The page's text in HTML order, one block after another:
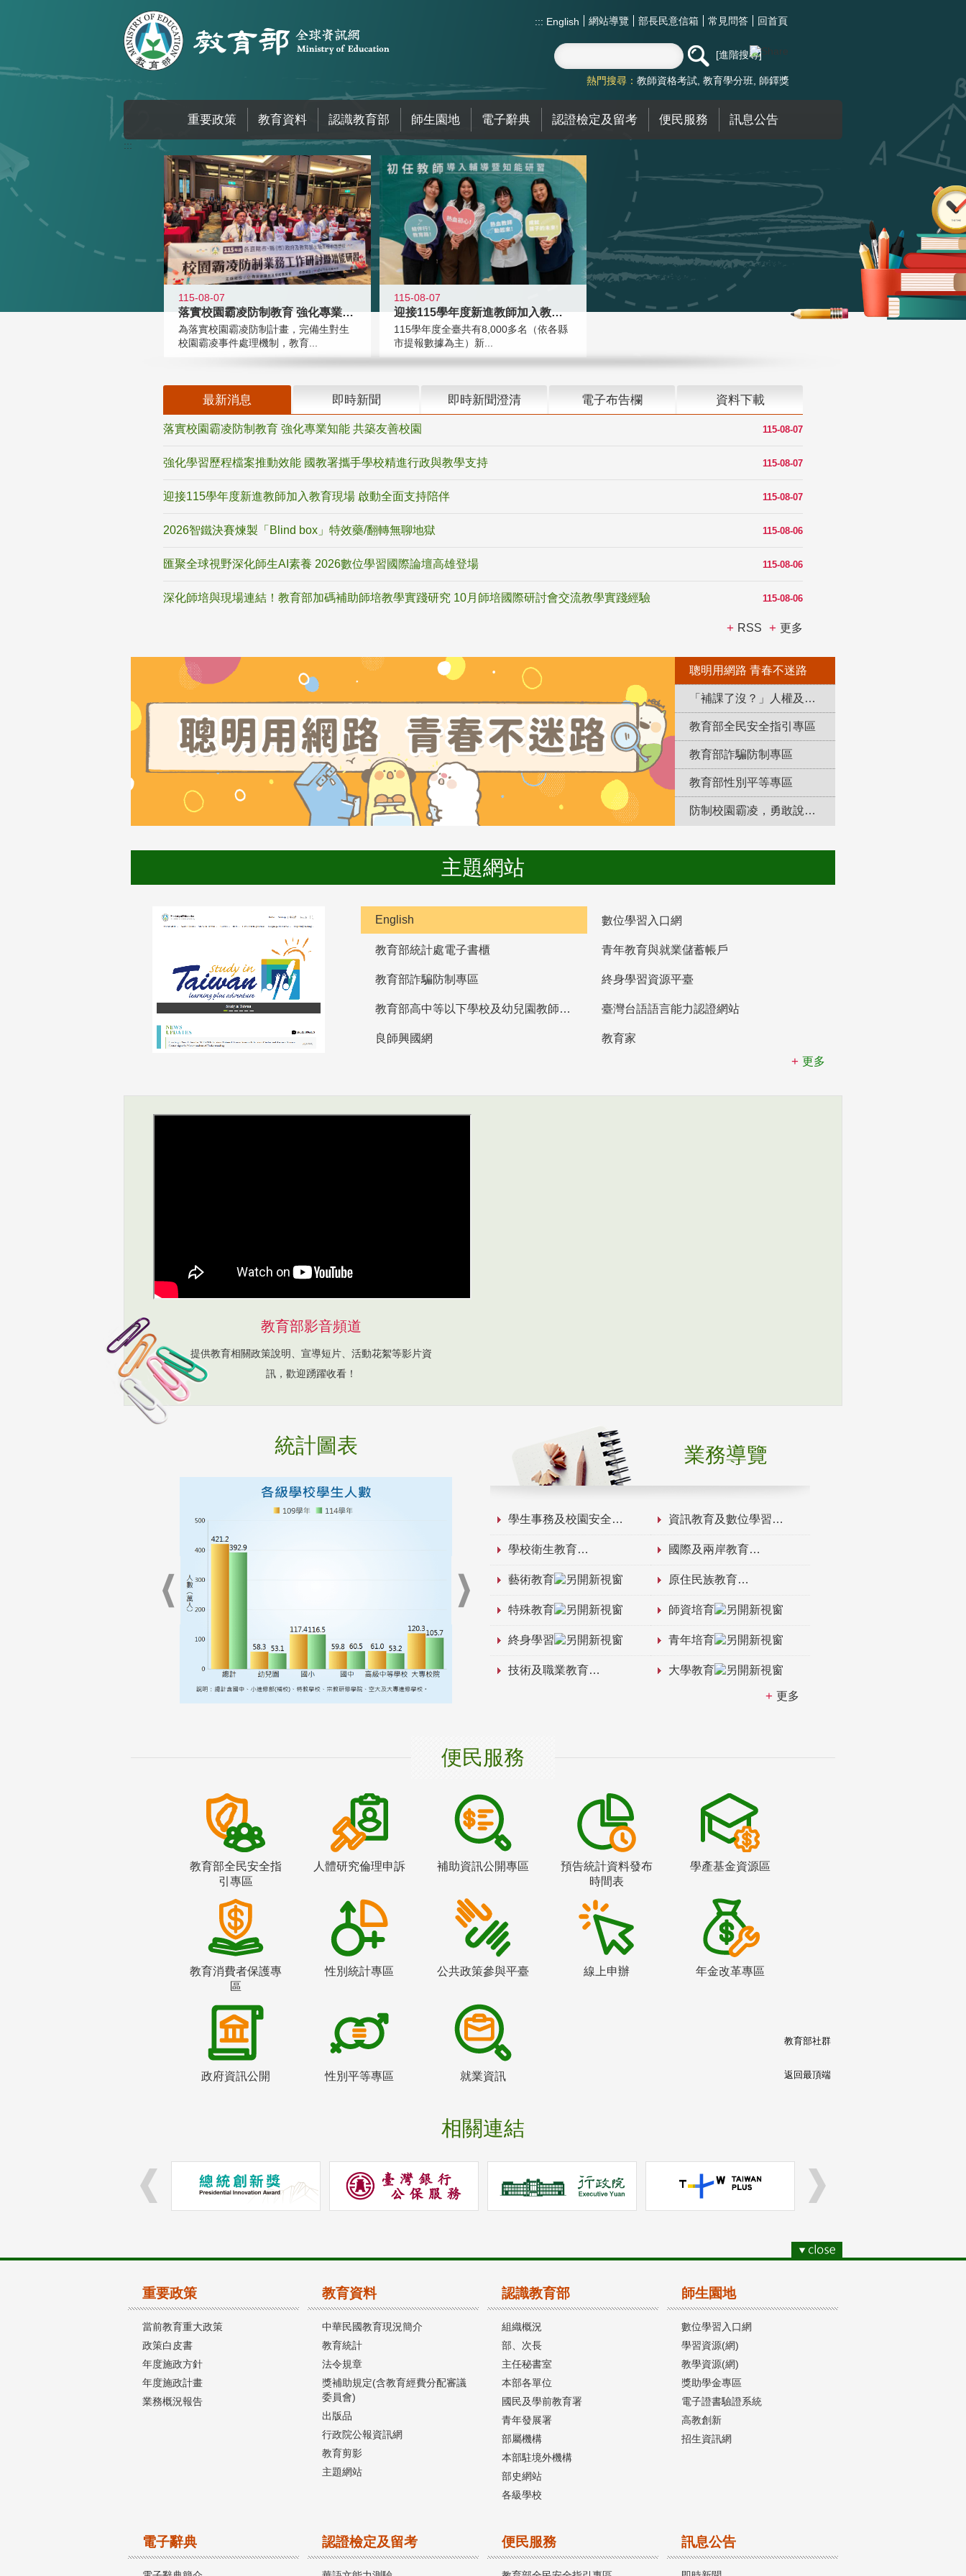
::: English 網站導覽 部長民意信箱 常見問答 回首頁
進階搜尋
熱門搜尋： 教師資格考試 教育學分班 師鐸獎
重要政策 教育資料 認識教育部 師生園地 電子辭典 認證檢定及留考 便民服務 訊息公告
:::
115-08-07
落實校園霸凌防制教育 強化專業知能
為落實校園霸凌防制計畫，完備生對生
校園霸凌事件處理機制，教育...
115-08-07
迎接115學年度新進教師加入教育現
115學年度全臺共有8,000多名（依各縣
市提報數據為主）新...
最新消息 即時新聞 即時新聞澄清 電子布告欄 資料下載
115-08-07
落實校園霸凌防制教育 強化專業知能 共築友善校園
115-08-07
強化學習歷程檔案推動效能 國教署攜手學校精進行政與教學支持
115-08-07
迎接115學年度新進教師加入教育現場 啟動全面支持陪伴
115-08-06
2026智鐵決賽煉製「Blind box」特效藥/翻轉無聊地獄
115-08-06
匯聚全球視野深化師生AI素養 2026數位學習國際論壇高雄登場
115-08-06
深化師培與現場連結！教育部加碼補助師培教學實踐研究 10月師培國際研討會交流教學實踐經驗
RSS 更多
聰明用網路 青春不迷路
「補課了沒？」人權及轉型正義教育專區
教育部全民安全指引專區
教育部詐騙防制專區
教育部性別平等專區
防制校園霸凌，勇敢說出來！
主題網站
English 數位學習入口網
教育部統計處電子書櫃 青年教育與就業儲蓄帳戶
教育部詐騙防制專區 終身學習資源平臺
教育部高中等以下學校及幼兒園教師資格檢定考試 臺灣台語語言能力認證網站
良師興國網
教育家
更多
教育部影音頻道
提供教育相關政策說明、宣導短片、活動花絮等影片資
訊，歡迎踴躍收看！
統計圖表 業務導覽
學生事務及校園安全 資訊教育及數位學習
學校衛生教育 國際及兩岸教育
藝術教育 原住民族教育
特殊教育 師資培育
終身學習 青年培育
技術及職業教育 大學教育
更多
便民服務
教育部全民安全指
引專區
人體研究倫理申訴 補助資訊公開專區
預告統計資料發布
時間表
學產基金資源區
教育消費者保護專
區
性別統計專區 公共政策參與平臺 線上申辦 年金改革專區
政府資訊公開 性別平等專區 就業資訊
相關連結
教育部社群
返回最頂端
重要政策
當前教育重大政策
政策白皮書
年度施政方針
年度施政計畫
業務概況報告
教育資料
中華民國教育現況簡介
教育統計
法令規章
獎補助規定(含教育經費分配審議
委員會)
出版品
行政院公報資訊網
教育剪影
主題網站
認識教育部
組織概況
部、次長
主任秘書室
本部各單位
國民及學前教育署
青年發展署
部屬機構
本部駐境外機構
部史網站
各級學校
師生園地
數位學習入口網
學習資源(網)
教學資源(網)
獎助學金專區
電子證書驗證系統
高教創新
招生資訊網
電子辭典 認證檢定及留考 便民服務 訊息公告